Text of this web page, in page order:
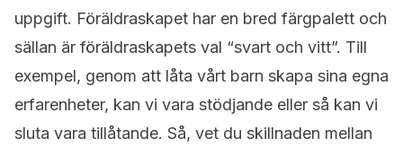
uppgift. Föräldraskapet har en bred färgpalett och
sällan är föräldraskapets val “svart och vitt”. Till
exempel, genom att låta vårt barn skapa sina egna
erfarenheter, kan vi vara stödjande eller så kan vi
sluta vara tillåtande. Så, vet du skillnaden mellan